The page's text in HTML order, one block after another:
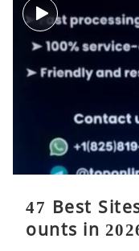
47 Best
ounts in